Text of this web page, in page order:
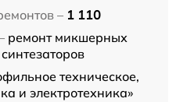
– 1 110
ремонт микшерных
техническое,
и электротехника»